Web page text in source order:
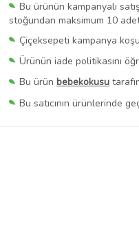
Bu ürünün kampanyalı
stoğundan maksimum 10
Çiçeksepeti kampanya
Ürünün iade politikasını
Bu ürün bebekokusu
Bu satıcının ürünlerinde
Bu SatıcınınTüm